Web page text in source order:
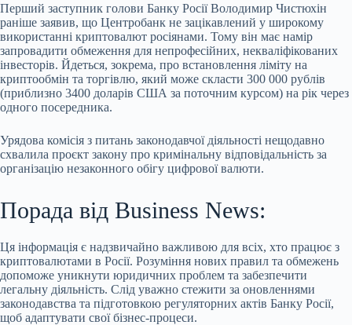
Перший заступник голови Банку Росії Володимир Чистюхін
раніше заявив, що Центробанк не зацікавлений у широкому
використанні криптовалют росіянами. Тому він має намір
запровадити обмеження для непрофесійних, некваліфікованих
інвесторів. Йдеться, зокрема, про встановлення ліміту на
криптообмін та торгівлю, який може скласти 300 000 рублів
(приблизно 3400 доларів США за поточним курсом) на рік через
одного посередника.
Урядова комісія з питань законодавчої діяльності нещодавно
схвалила проєкт закону про кримінальну відповідальність за
організацію незаконного обігу цифрової валюти.
Порада від Business News:
Ця інформація є надзвичайно важливою для всіх, хто працює з
криптовалютами в Росії. Розуміння нових правил та обмежень
допоможе уникнути юридичних проблем та забезпечити
легальну діяльність. Слід уважно стежити за оновленнями
законодавства та підготовкою регуляторних актів Банку Росії,
щоб адаптувати свої бізнес-процеси.